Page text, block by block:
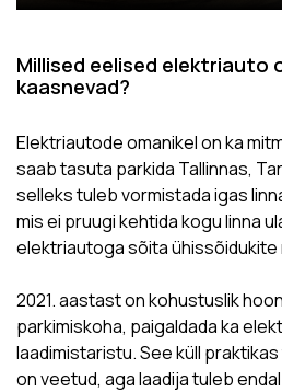
Millised eelised elektriauto
kaasnevad?
Elektriautode omanikel on ka
saab tasuta parkida Tallinnas,
selleks tuleb vormistada igas
mis ei pruugi kehtida kogu linna
elektriautoga sõita ühissõidukite
2021. aastast on kohustuslik
parkimiskoha, paigaldada ka
laadimistaristu. See küll
on veetud, aga laadija tuleb